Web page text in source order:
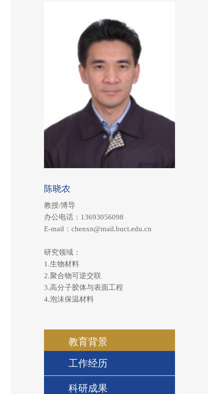
陈晓农
教授/博导
办公电话：13693056098
E-mail：chenxn@mail.buct.edu.cn
研究领域：
1.生物材料
2.聚合物可逆交联
3.高分子胶体与表面工程
4.泡沫保温材料
教育背景
工作经历
科研成果